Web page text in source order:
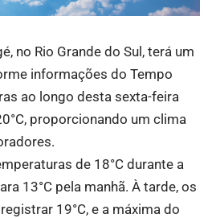
no Rio Grande do Sul, terá um
informações do Tempo
ao longo desta sexta-feira
proporcionando um clima
de 18°C durante a
13°C pela manhã. À tarde, os
19°C, e a máxima do